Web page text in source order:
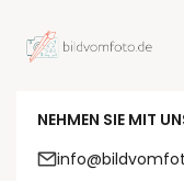
NEHMEN SIE MIT